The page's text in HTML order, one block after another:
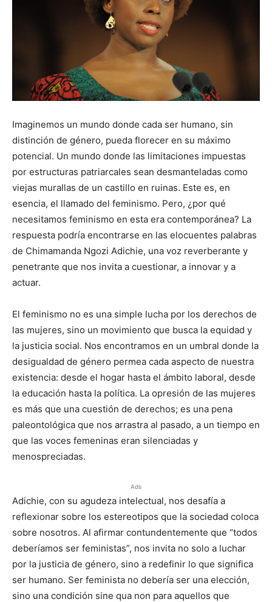
Imaginemos un mundo donde cada ser humano, sin
distinción de género, pueda florecer en su máximo
potencial. Un mundo donde las limitaciones impuestas
por estructuras patriarcales sean desmanteladas como
viejas murallas de un castillo en ruinas. Este es, en
esencia, el llamado del feminismo. Pero, ¿por qué
necesitamos feminismo en esta era contemporánea? La
respuesta podría encontrarse en las elocuentes palabras
de Chimamanda Ngozi Adichie, una voz reverberante y
penetrante que nos invita a cuestionar, a innovar y a
actuar.
El feminismo no es una simple lucha por los derechos de
las mujeres, sino un movimiento que busca la equidad y
la justicia social. Nos encontramos en un umbral donde la
desigualdad de género permea cada aspecto de nuestra
existencia: desde el hogar hasta el ámbito laboral, desde
la educación hasta la política. La opresión de las mujeres
es más que una cuestión de derechos; es una pena
paleontológica que nos arrastra al pasado, a un tiempo en
que las voces femeninas eran silenciadas y
menospreciadas.
Ads
Adichie, con su agudeza intelectual, nos desafía a
reflexionar sobre los estereotipos que la sociedad coloca
sobre nosotros. Al afirmar contundentemente que “todos
deberíamos ser feministas”, nos invita no solo a luchar
por la justicia de género, sino a redefinir lo que significa
ser humano. Ser feminista no debería ser una elección,
sino una condición sine qua non para aquellos que